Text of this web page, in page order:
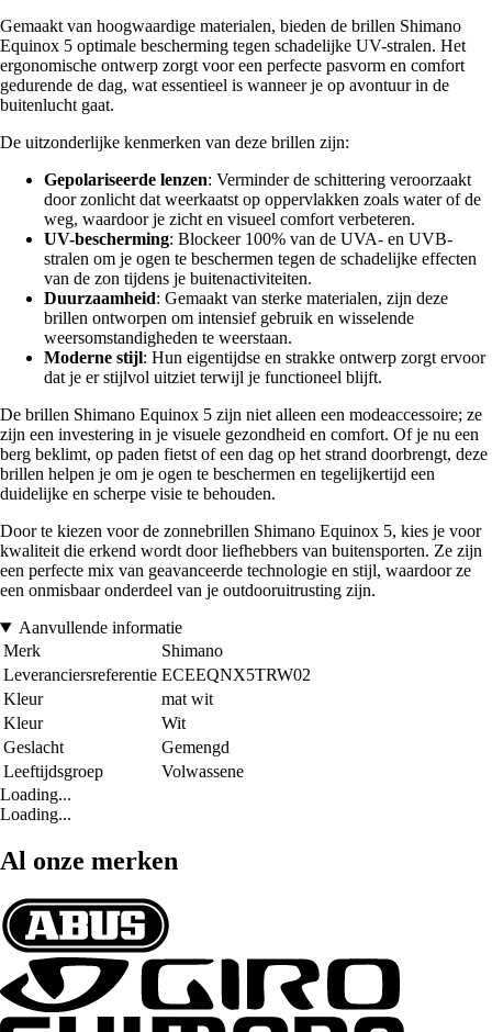
Gemaakt van hoogwaardige materialen, bieden de brillen Shimano
Equinox 5 optimale bescherming tegen schadelijke UV-stralen. Het
ergonomische ontwerp zorgt voor een perfecte pasvorm en comfort
gedurende de dag, wat essentieel is wanneer je op avontuur in de
buitenlucht gaat.
De uitzonderlijke kenmerken van deze brillen zijn:
Gepolariseerde lenzen: Verminder de schittering veroorzaakt
door zonlicht dat weerkaatst op oppervlakken zoals water of de
weg, waardoor je zicht en visueel comfort verbeteren.
UV-bescherming: Blockeer 100% van de UVA- en UVB-
stralen om je ogen te beschermen tegen de schadelijke effecten
van de zon tijdens je buitenactiviteiten.
Duurzaamheid: Gemaakt van sterke materialen, zijn deze
brillen ontworpen om intensief gebruik en wisselende
weersomstandigheden te weerstaan.
Moderne stijl: Hun eigentijdse en strakke ontwerp zorgt ervoor
dat je er stijlvol uitziet terwijl je functioneel blijft.
De brillen Shimano Equinox 5 zijn niet alleen een modeaccessoire; ze
zijn een investering in je visuele gezondheid en comfort. Of je nu een
berg beklimt, op paden fietst of een dag op het strand doorbrengt, deze
brillen helpen je om je ogen te beschermen en tegelijkertijd een
duidelijke en scherpe visie te behouden.
Door te kiezen voor de zonnebrillen Shimano Equinox 5, kies je voor
kwaliteit die erkend wordt door liefhebbers van buitensporten. Ze zijn
een perfecte mix van geavanceerde technologie en stijl, waardoor ze
een onmisbaar onderdeel van je outdooruitrusting zijn.
Aanvullende informatie
Merk
Shimano
Leveranciersreferentie ECEEQNX5TRW02
Kleur
mat wit
Kleur
Wit
Geslacht
Gemengd
Leeftijdsgroep
Volwassene
Loading...
Loading...
Al onze merken